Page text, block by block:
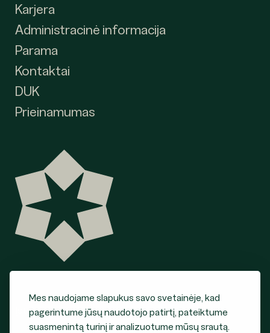
Mes naudojame slapukus savo svetainėje, kad
pagerintume jūsų naudotojo patirtį, pateiktume
suasmenintą turinį ir analizuotume mūsų srautą.
Karjera
Administracinė informacija
Parama
Kontaktai
DUK
Prieinamumas
Įstaigos steigėjas